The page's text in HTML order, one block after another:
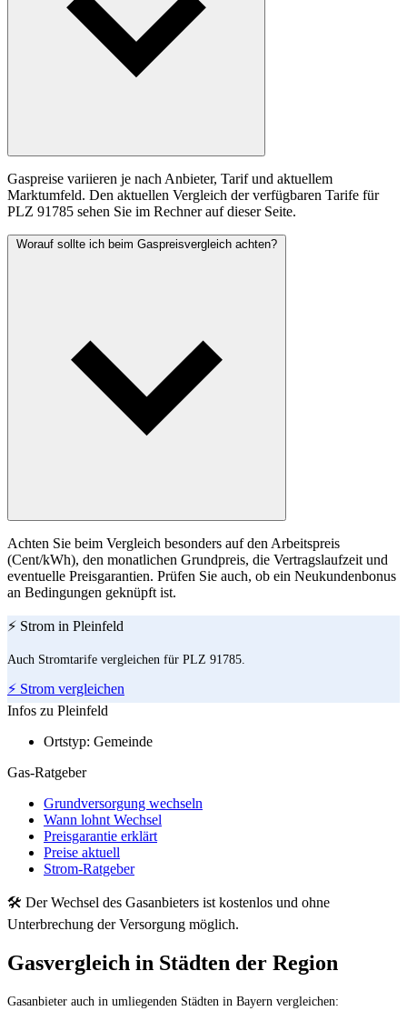
Gaspreise variieren je nach Anbieter, Tarif und aktuellem
Marktumfeld. Den aktuellen Vergleich der verfügbaren Tarife für
PLZ 91785 sehen Sie im Rechner auf dieser Seite.
Worauf sollte ich beim Gaspreisvergleich achten?
Achten Sie beim Vergleich besonders auf den Arbeitspreis
(Cent/kWh), den monatlichen Grundpreis, die Vertragslaufzeit und
eventuelle Preisgarantien. Prüfen Sie auch, ob ein Neukundenbonus
an Bedingungen geknüpft ist.
⚡ Strom in Pleinfeld
Auch Stromtarife vergleichen für PLZ 91785.
⚡ Strom vergleichen
Infos zu Pleinfeld
Ortstyp: Gemeinde
Gas-Ratgeber
Grundversorgung wechseln
Wann lohnt Wechsel
Preisgarantie erklärt
Preise aktuell
Strom-Ratgeber
🛠 Der Wechsel des Gasanbieters ist kostenlos und ohne
Unterbrechung der Versorgung möglich.
Gasvergleich in Städten der Region
Gasanbieter auch in umliegenden Städten in Bayern vergleichen: